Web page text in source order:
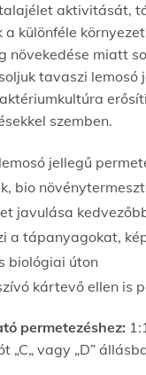
aktivitását,
a különféle
növekedése miatt
tavaszi
szemben.
jellegű
bio
javulása
a tápanyagokat,
biológiai úton
kártevő ellen is
permetezéshez:
„C„ vagy „D”